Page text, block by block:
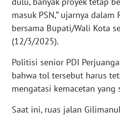
masuk PSN,” ujarnya dalam
bersama Bupati/Wali Kota
(12/3/2025).
Politisi senior PDI
bahwa tol tersebut harus
mengatasi kemacetan yang
Saat ini, ruas jalan
JABAR
WN
BANTEN
NTT
WN